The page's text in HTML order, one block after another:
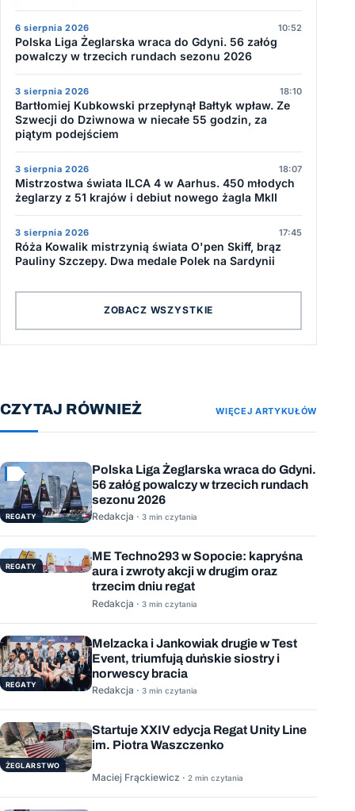
6 sierpnia 2026 10:52
Polska Liga Żeglarska wraca do Gdyni. 56 załóg
powalczy w trzecich rundach sezonu 2026
3 sierpnia 2026 18:10
Bartłomiej Kubkowski przepłynął Bałtyk wpław. Ze
Szwecji do Dziwnowa w niecałe 55 godzin, za
piątym podejściem
3 sierpnia 2026 18:07
Mistrzostwa świata ILCA 4 w Aarhus. 450 młodych
żeglarzy z 51 krajów i debiut nowego żagla MkII
3 sierpnia 2026 17:45
Róża Kowalik mistrzynią świata O'pen Skiff, brąz
Pauliny Szczepy. Dwa medale Polek na Sardynii
ZOBACZ WSZYSTKIE
CZYTAJ RÓWNIEŻ WIĘCEJ ARTYKUŁÓW
REGATY
Polska Liga Żeglarska wraca do Gdyni.
56 załóg powalczy w trzecich rundach
sezonu 2026
Redakcja · 3 min czytania
REGATY
ME Techno293 w Sopocie: kapryśna
aura i zwroty akcji w drugim oraz
trzecim dniu regat
Redakcja · 3 min czytania
REGATY
Melzacka i Jankowiak drugie w Test
Event, triumfują duńskie siostry i
norwescy bracia
Redakcja · 3 min czytania
ŻEGLARSTWO
Startuje XXIV edycja Regat Unity Line
im. Piotra Waszczenko
Maciej Frąckiewicz · 2 min czytania